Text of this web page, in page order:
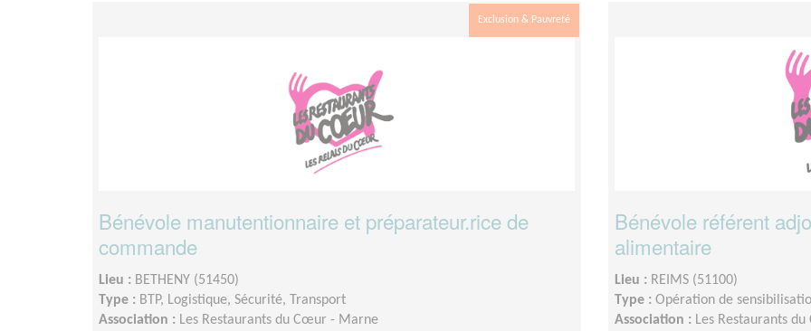
Exclusion & Pauvreté
Bénévole manutentionnaire et préparateur.rice de
commande
Lieu : BETHENY (51450)
Type : BTP, Logistique, Sécurité, Transport
Association : Les Restaurants du Cœur - Marne
Bénévole référent
alimentaire
Lieu : REIMS (51100)
Type : Opération de
Association : Les Restaurants